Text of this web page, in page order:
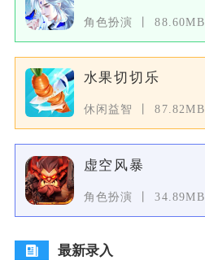
角色扮演 88.60MB
水果切切乐
休闲益智 87.82MB
虚空风暴
角色扮演 34.89MB
最新录入